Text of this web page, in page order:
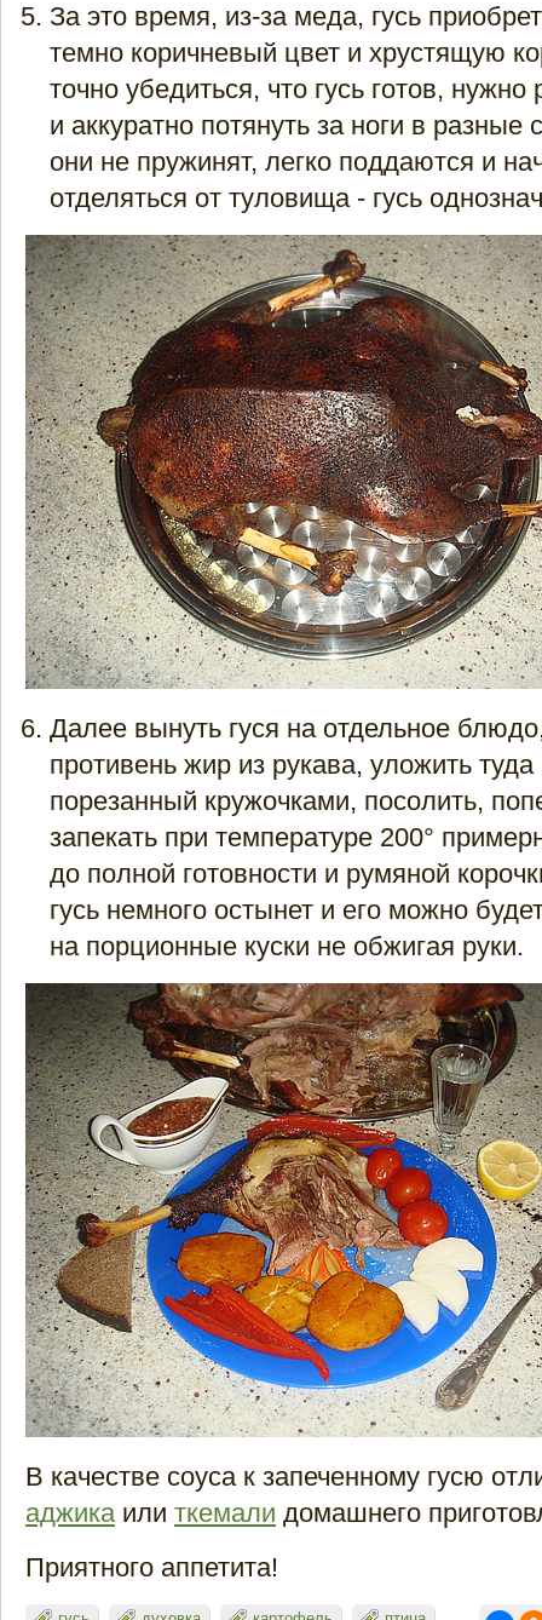
За это время, из-за меда, гусь
темно коричневый цвет и хрустящую
точно убедиться, что гусь готов, нужно
и аккуратно потянуть за ноги в разные
они не пружинят, легко поддаются и
отделяться от туловища - гусь
Далее вынуть гуся на отдельное
противень жир из рукава, уложить
порезанный кружочками, посолить,
запекать при температуре 200°
до полной готовности и румяной
гусь немного остынет и его можно
на порционные куски не обжигая руки.
В качестве соуса к запеченному гусю
аджикаили ткемали домашнего
Приятного аппетита!